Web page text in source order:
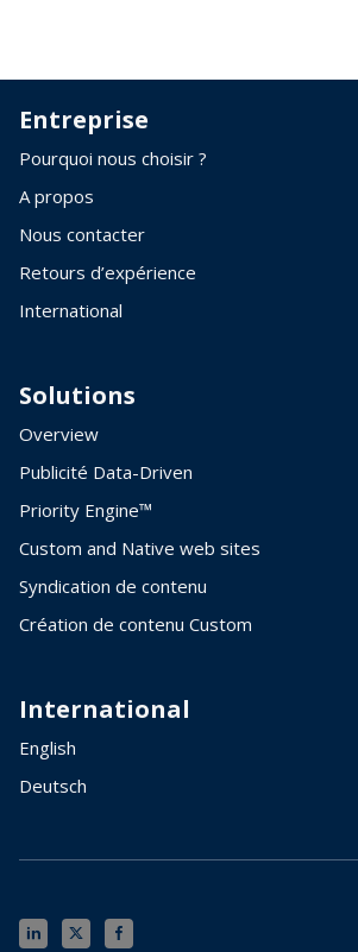
Entreprise
Pourquoi nous choisir ?
A propos
Nous contacter
Retours d’expérience
International
Solutions
Overview
Publicité Data-Driven
Priority Engine™
Custom and Native web sites
Syndication de contenu
Création de contenu Custom
International
English
Deutsch